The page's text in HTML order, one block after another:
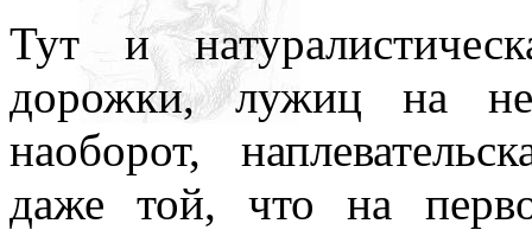
Тут и
дорожки, лужиц на
наоборот,
даже той, что на